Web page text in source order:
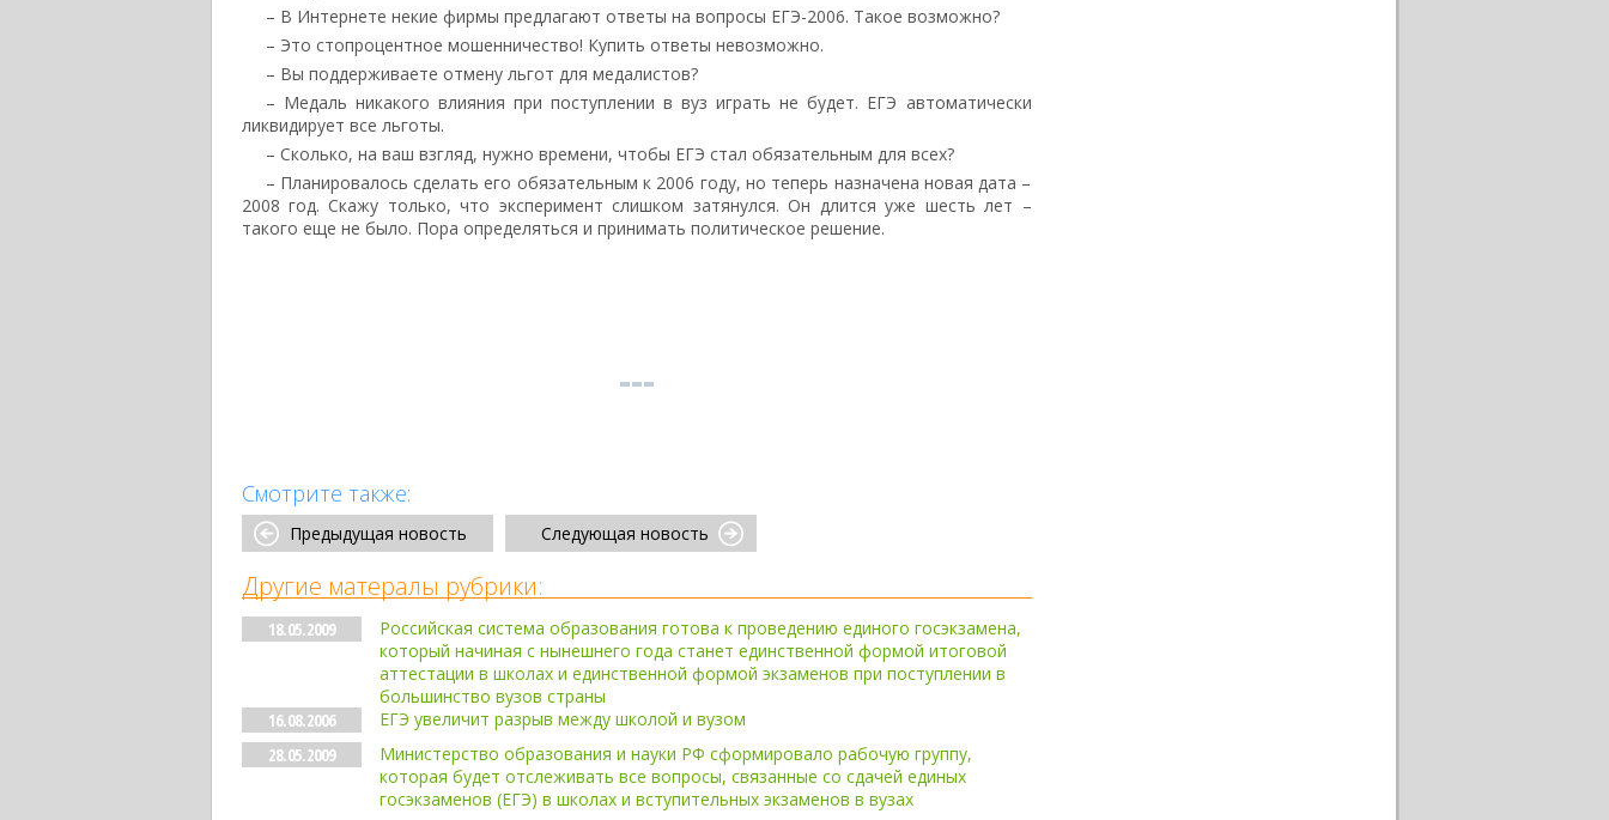
– В Интернете некие фирмы предлагают ответы на вопросы ЕГЭ-2006. Такое возможно?
– Это стопроцентное мошенничество! Купить ответы невозможно.
– Вы поддерживаете отмену льгот для медалистов?
– Медаль никакого влияния при поступлении в вуз играть не будет. ЕГЭ автоматически
ликвидирует все льготы.
– Сколько, на ваш взгляд, нужно времени, чтобы ЕГЭ стал обязательным для всех?
– Планировалось сделать его обязательным к 2006 году, но теперь назначена новая дата –
2008 год. Скажу только, что эксперимент слишком затянулся. Он длится уже шесть лет –
такого еще не было. Пора определяться и принимать политическое решение.
Смотрите также:
Предыдущая новость Следующая новость
Другие матералы рубрики:
18.05.2009
Российская система образования готова к проведению единого госэкзамена,
который начиная с нынешнего года станет единственной формой итоговой
аттестации в школах и единственной формой экзаменов при поступлении в
большинство вузов страны
16.08.2006
ЕГЭ увеличит разрыв между школой и вузом
28.05.2009
Министерство образования и науки РФ сформировало рабочую группу,
которая будет отслеживать все вопросы, связанные со сдачей единых
госэкзаменов (ЕГЭ) в школах и вступительных экзаменов в вузах